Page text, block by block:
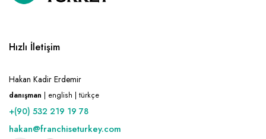
Hızlı İletişim
Hakan Kadir Erdemir
danışman | english | türkçe
+(90) 532 219 19 78
hakan@franchiseturkey.com